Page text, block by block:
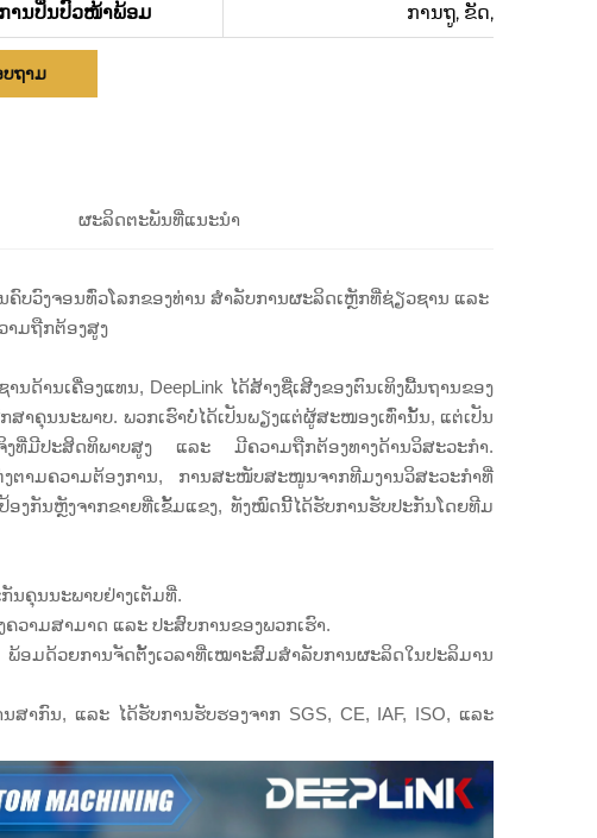
ການປິ່ນປົວໜ້າພ້ອມ ການຖູ, ຂັດ,
ຖາມ
ຜະລິດຕະພັນທີ່ແນະນຳ
ານຄົບວົງຈອນທົ່ວໂລກຂອງທ່ານ ສຳລັບການຜະລິດເຫຼັກທີ່ຊ່ຽວຊານ ແລະ
າມຖືກຕ້ອງສູງ
ດ້ານເຄື່ອງແທນ, DeepLink ໄດ້ສ້າງຊື່ເສີງຂອງຕົນເທິງພື້ນຖານຂອງ
າຄຸນນະພາບ. ພວກເຮົາບໍ່ໄດ້ເປັນພຽງແຕ່ຜູ້ສະໜອງເທົ່ານັ້ນ, ແຕ່ເປັນ
ຈິງທີ່ມີປະສິດທິພາບສູງ ແລະ ມີຄວາມຖືກຕ້ອງທາງດ້ານວິສະວະກຳ.
ງຕາມຄວາມຕ້ອງການ, ການສະໜັບສະໜູນຈາກທີມງານວິສະວະກຳທີ່
ງກັນຫຼັງຈາກຂາຍທີ່ເຂັ້ມແຂງ, ທັງໝົດນີ້ໄດ້ຮັບການຮັບປະກັນໂດຍທີມ
ນຄຸນນະພາບຢ່າງເຕັມທີ່.
ຄວາມສາມາດ ແລະ ປະສົບການຂອງພວກເຮົາ.
ມດ້ວຍການຈັດຕັ້ງເວລາທີ່ເໝາະສົມສຳລັບການຜະລິດໃນປະລິມານ
ສາກົນ, ແລະ ໄດ້ຮັບການຮັບຮອງຈາກ SGS, CE, IAF, ISO, ແລະ